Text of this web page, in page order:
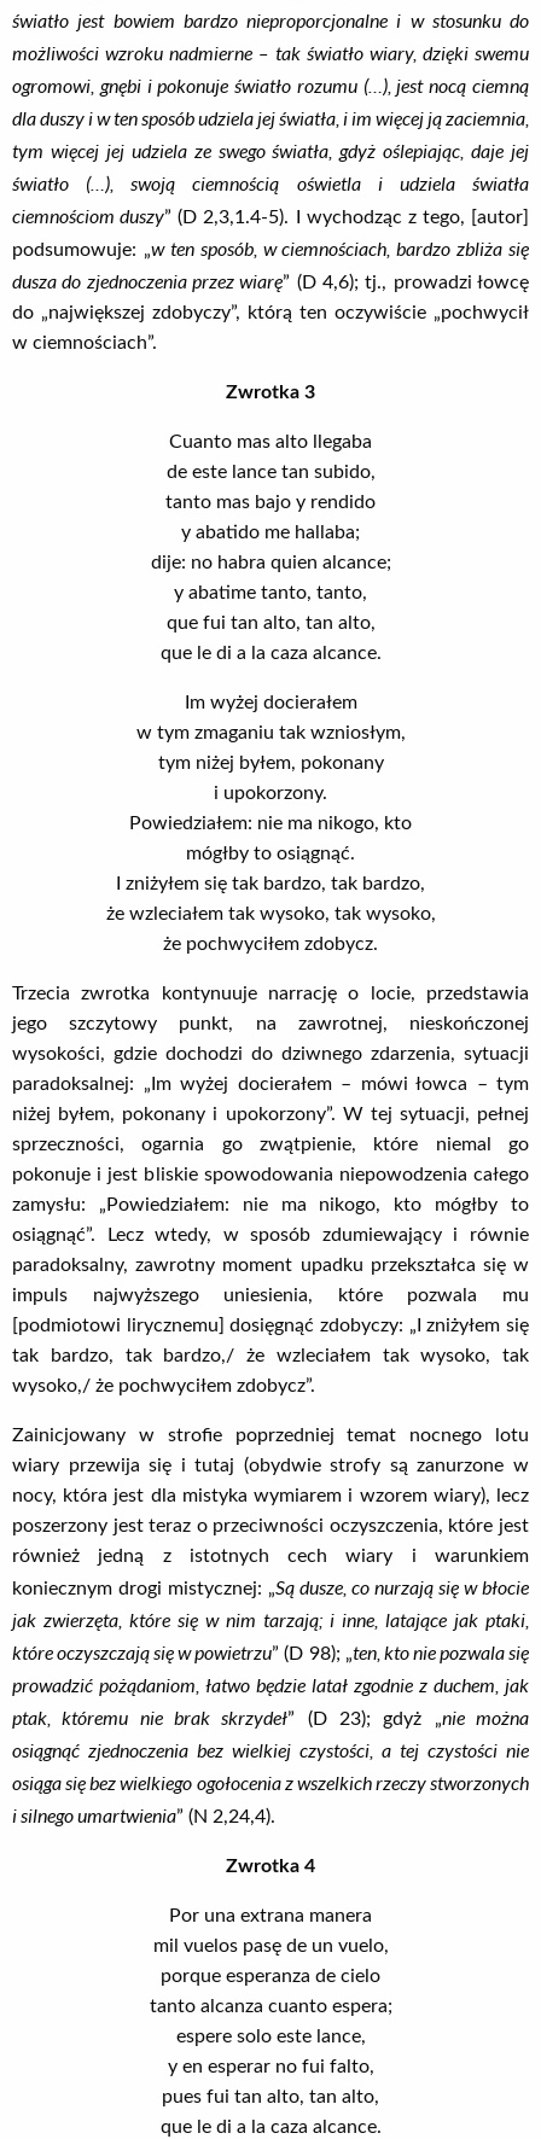
światło jest bowiem bardzo nieproporcjonalne i w stosunku do
możliwości wzroku nadmierne – tak światło wiary, dzięki swemu
ogromowi, gnębi i pokonuje światło rozumu (…), jest nocą ciemną
dla duszy i w ten sposób udziela jej światła, i im więcej ją zaciemnia,
tym więcej jej udziela ze swego światła, gdyż oślepiając, daje jej
światło (…), swoją ciemnością oświetla i udziela światła
ciemnościom duszy” (D 2,3,1.4-5). I wychodząc z tego, [autor]
podsumowuje: „w ten sposób, w ciemnościach, bardzo zbliża się
dusza do zjednoczenia przez wiarę” (D 4,6); tj., prowadzi łowcę
do „największej zdobyczy”, którą ten oczywiście „pochwycił
w ciemnościach”.
Zwrotka 3
Cuanto mas alto llegaba
de este lance tan subido,
tanto mas bajo y rendido
y abatido me hallaba;
dije: no habra quien alcance;
y abatime tanto, tanto,
que fui tan alto, tan alto,
que le di a la caza alcance.
Im wyżej docierałem
w tym zmaganiu tak wzniosłym,
tym niżej byłem, pokonany
i upokorzony.
Powiedziałem: nie ma nikogo, kto
mógłby to osiągnąć.
I zniżyłem się tak bardzo, tak bardzo,
że wzleciałem tak wysoko, tak wysoko,
że pochwyciłem zdobycz.
Trzecia zwrotka kontynuuje narrację o locie, przedstawia
jego szczytowy punkt, na zawrotnej, nieskończonej
wysokości, gdzie dochodzi do dziwnego zdarzenia, sytuacji
paradoksalnej: „Im wyżej docierałem – mówi łowca – tym
niżej byłem, pokonany i upokorzony”. W tej sytuacji, pełnej
sprzeczności, ogarnia go zwątpienie, które niemal go
pokonuje i jest bliskie spowodowania niepowodzenia całego
zamysłu: „Powiedziałem: nie ma nikogo, kto mógłby to
osiągnąć”. Lecz wtedy, w sposób zdumiewający i równie
paradoksalny, zawrotny moment upadku przekształca się w
impuls najwyższego uniesienia, które pozwala mu
[podmiotowi lirycznemu] dosięgnąć zdobyczy: „I zniżyłem się
tak bardzo, tak bardzo,/ że wzleciałem tak wysoko, tak
wysoko,/ że pochwyciłem zdobycz”.
Zainicjowany w strofie poprzedniej temat nocnego lotu
wiary przewija się i tutaj (obydwie strofy są zanurzone w
nocy, która jest dla mistyka wymiarem i wzorem wiary), lecz
poszerzony jest teraz o przeciwności oczyszczenia, które jest
również jedną z istotnych cech wiary i warunkiem
koniecznym drogi mistycznej: „Są dusze, co nurzają się w błocie
jak zwierzęta, które się w nim tarzają; i inne, latające jak ptaki,
które oczyszczają się w powietrzu” (D 98); „ten, kto nie pozwala się
prowadzić pożądaniom, łatwo będzie latał zgodnie z duchem, jak
ptak, któremu nie brak skrzydeł” (D 23); gdyż „nie można
osiągnąć zjednoczenia bez wielkiej czystości, a tej czystości nie
osiąga się bez wielkiego ogołocenia z wszelkich rzeczy stworzonych
i silnego umartwienia” (N 2,24,4).
Zwrotka 4
Por una extrana manera
mil vuelos pasę de un vuelo,
porque esperanza de cielo
tanto alcanza cuanto espera;
espere solo este lance,
y en esperar no fui falto,
pues fui tan alto, tan alto,
que le di a la caza alcance.